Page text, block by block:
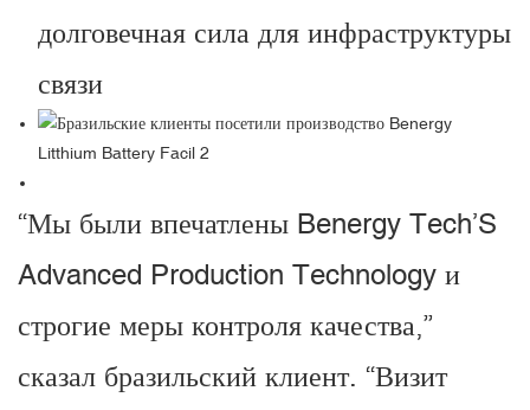
долговечная сила для инфраструктуры
связи
“Мы были впечатлены Benergy Tech’S
Advanced Production Technology и
строгие меры контроля качества,”
сказал бразильский клиент. “Визит